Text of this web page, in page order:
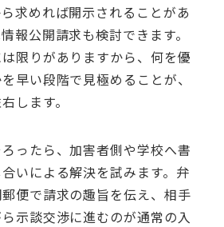
求めれば開示されることがあ
報公開請求も検討できます。
限りがありますから、何を優
早い段階で見極めることが、
します。
ったら、加害者側や学校へ書
いによる解決を試みます。弁
便で請求の趣旨を伝え、相手
示談交渉に進むのが通常の入